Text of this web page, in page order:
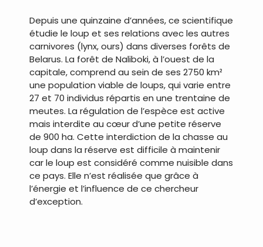
Depuis une quinzaine d’années, ce scientifique
étudie le loup et ses relations avec les autres
carnivores (lynx, ours) dans diverses forêts de
Belarus. La forêt de Naliboki, à l’ouest de la
capitale, comprend au sein de ses 2750 km²
une population viable de loups, qui varie entre
27 et 70 individus répartis en une trentaine de
meutes. La régulation de l’espèce est active
mais interdite au cœur d’une petite réserve
de 900 ha. Cette interdiction de la chasse au
loup dans la réserve est difficile à maintenir
car le loup est considéré comme nuisible dans
ce pays. Elle n’est réalisée que grâce à
l’énergie et l’influence de ce chercheur
d’exception.